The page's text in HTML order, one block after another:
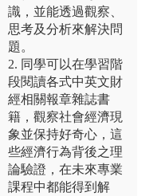
識，並能透過觀察、
思考及分析來解決問
題。
2. 同學可以在學習階
段閱讀各式中英文財
經相關報章雜誌書
籍，觀察社會經濟現
象並保持好奇心，這
些經濟行為背後之理
論驗證，在未來專業
課程中都能得到解